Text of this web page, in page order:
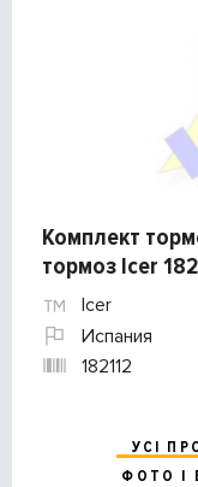
Комплект
тормоз Icer
Icer
Испания
182112
УСІ
ФОТО І